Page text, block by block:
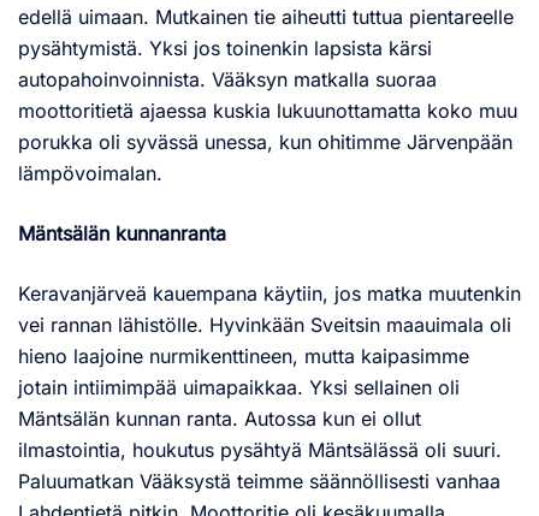
edellä uimaan. Mutkainen tie aiheutti tuttua pientareelle
pysähtymistä. Yksi jos toinenkin lapsista kärsi
autopahoinvoinnista. Vääksyn matkalla suoraa
moottoritietä ajaessa kuskia lukuunottamatta koko muu
porukka oli syvässä unessa, kun ohitimme Järvenpään
lämpövoimalan.
Mäntsälän kunnanranta
Keravanjärveä kauempana käytiin, jos matka muutenkin
vei rannan lähistölle. Hyvinkään Sveitsin maauimala oli
hieno laajoine nurmikenttineen, mutta kaipasimme
jotain intiimimpää uimapaikkaa. Yksi sellainen oli
Mäntsälän kunnan ranta. Autossa kun ei ollut
ilmastointia, houkutus pysähtyä Mäntsälässä oli suuri.
Paluumatkan Vääksystä teimme säännöllisesti vanhaa